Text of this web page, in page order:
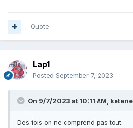
Quote
Lap1
Posted September 7, 2023
On 9/7/2023 at 10:11 AM, ketene
Des fois on ne comprend pas tout.